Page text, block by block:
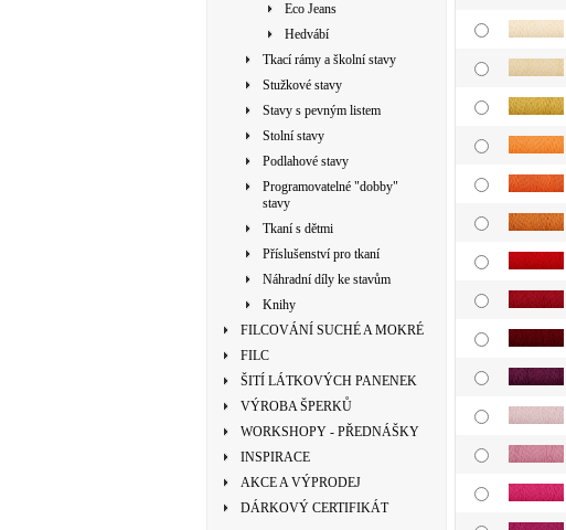
Eco Jeans
Hedvábí
Tkací rámy a školní stavy
Stužkové stavy
Stavy s pevným listem
Stolní stavy
Podlahové stavy
Programovatelné "dobby"
stavy
Tkaní s dětmi
Příslušenství pro tkaní
Náhradní díly ke stavům
Knihy
FILCOVÁNÍ SUCHÉ A MOKRÉ
FILC
ŠITÍ LÁTKOVÝCH PANENEK
VÝROBA ŠPERKŮ
WORKSHOPY - PŘEDNÁŠKY
INSPIRACE
AKCE A VÝPRODEJ
DÁRKOVÝ CERTIFIKÁT